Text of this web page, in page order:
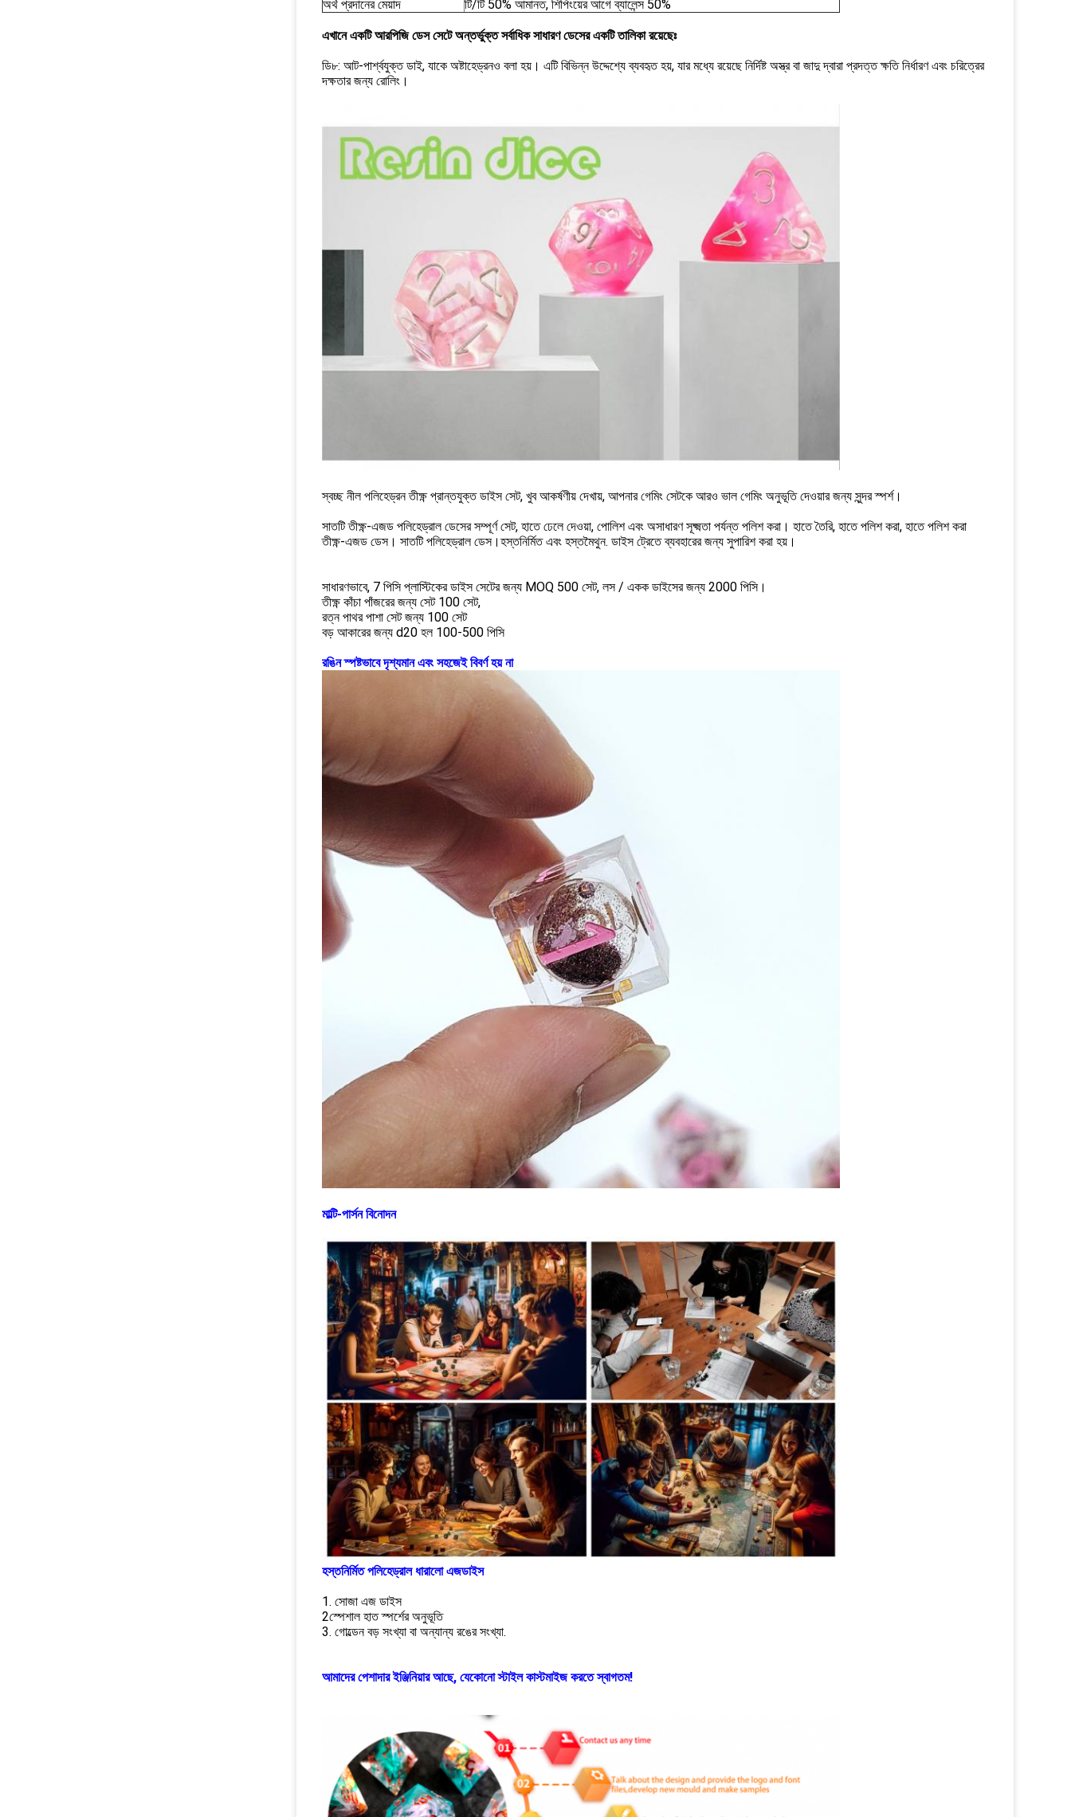
অর্থ প্রদানের মেয়াদ
টি/টি 50% আমানত, শিপিংয়ের আগে ব্যালেন্স 50%
এখানে একটি আরপিজি ডেস সেটে অন্তর্ভুক্ত সর্বাধিক সাধারণ ডেসের একটি তালিকা রয়েছেঃ
ডি৮: আট-পার্শ্বযুক্ত ডাই, যাকে অষ্টাহেড্রনও বলা হয়। এটি বিভিন্ন উদ্দেশ্যে ব্যবহৃত হয়, যার মধ্যে রয়েছে নির্দিষ্ট অস্ত্র বা জাদু দ্বারা প্রদত্ত ক্ষতি নির্ধারণ এবং চরিত্রের
দক্ষতার জন্য রোলিং।
স্বচ্ছ নীল পলিহেড্রন তীক্ষ্ণ প্রান্তযুক্ত ডাইস সেট, খুব আকর্ষণীয় দেখায়, আপনার গেমিং সেটকে আরও ভাল গেমিং অনুভূতি দেওয়ার জন্য সুন্দর স্পর্শ।
সাতটি তীক্ষ্ণ-এজড পলিহেড্রাল ডেসের সম্পূর্ণ সেট, হাতে ঢেলে দেওয়া, পোলিশ এবং অসাধারণ সূক্ষ্মতা পর্যন্ত পলিশ করা। হাতে তৈরি, হাতে পলিশ করা, হাতে পলিশ করা
তীক্ষ্ণ-এজড ডেস। সাতটি পলিহেড্রাল ডেস।হস্তনির্মিত এবং হস্তমৈথুন. ডাইস ট্রেতে ব্যবহারের জন্য সুপারিশ করা হয়।
সাধারণভাবে, 7 পিসি প্লাস্টিকের ডাইস সেটের জন্য MOQ 500 সেট, লস / একক ডাইসের জন্য 2000 পিসি।
তীক্ষ্ণ কাঁচা পাঁজরের জন্য সেট 100 সেট,
রত্ন পাথর পাশা সেট জন্য 100 সেট
বড় আকারের জন্য d20 হল 100-500 পিসি
রঙিন স্পষ্টভাবে দৃশ্যমান এবং সহজেই বিবর্ণ হয় না
মাল্টি-পার্সন বিনোদন
হস্তনির্মিত পলিহেড্রাল ধারালো এজডাইস
1. সোজা এজ ডাইস
2স্পেশাল হাত স্পর্শের অনুভূতি
3. গোল্ডেন বড় সংখ্যা বা অন্যান্য রঙের সংখ্যা.
আমাদের পেশাদার ইঞ্জিনিয়ার আছে, যেকোনো স্টাইল কাস্টমাইজ করতে স্বাগতম!